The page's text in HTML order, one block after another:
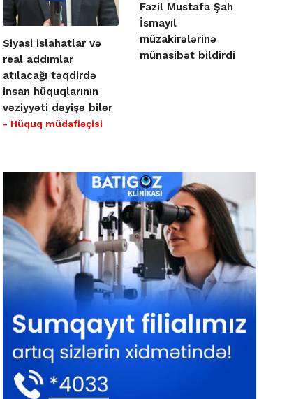
Siyasi islahatlar və
real addımlar
atılacağı təqdirdə
insan hüquqlarının
vəziyyəti dəyişə bilər
- Hüquq müdafiəçisi
Fazil Mustafa Şah
İsmayıl
müzakirələrinə
münasibət bildirdi